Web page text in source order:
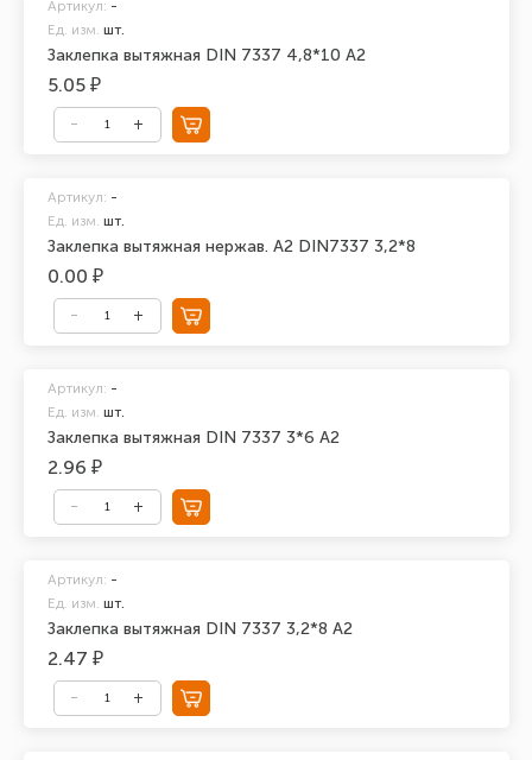
Заклепка вытяжная DIN 7337 4,8*10 А2
Артикул: -
Ед. изм. шт.
5.05 ₽
Заклепка вытяжная нержав. А2 DIN7337 3,2*8
Артикул: -
Ед. изм. шт.
0.00 ₽
Заклепка вытяжная DIN 7337 3*6 А2
Артикул: -
Ед. изм. шт.
2.96 ₽
Заклепка вытяжная DIN 7337 3,2*8 А2
Артикул: -
Ед. изм. шт.
2.47 ₽